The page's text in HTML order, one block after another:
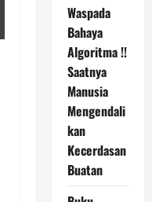
Waspada
Bahaya
Algoritma !!
Saatnya
Manusia
Mengendali
kan
Kecerdasan
Buatan